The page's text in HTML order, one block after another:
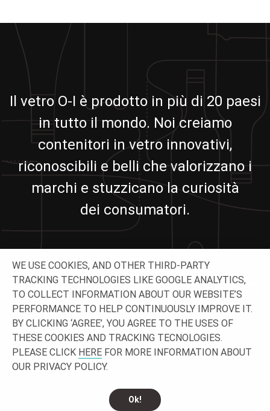
Il vetro O-I è prodotto in più di 20 paesi
in tutto il mondo. Noi creiamo
contenitori in vetro innovativi,
riconoscibili e belli che valorizzano i
marchi e stuzzicano la curiosità
dei consumatori.
NON ESITARE A CONTATTARCI
WE USE COOKIES, AND OTHER THIRD-PARTY
TRACKING TECHNOLOGIES LIKE GOOGLE ANALYTICS,
TO COLLECT INFORMATION ABOUT OUR WEBSITE’S
PERFORMANCE TO HELP CONTINUOUSLY IMPROVE IT.
BY CLICKING ‘AGREE’, YOU AGREE TO THE USES OF
THESE COOKIES AND TRACKING TECNOLOGIES.
PLEASE CLICK HERE FOR MORE INFORMATION ABOUT
OUR PRIVACY POLICY.
Ok!